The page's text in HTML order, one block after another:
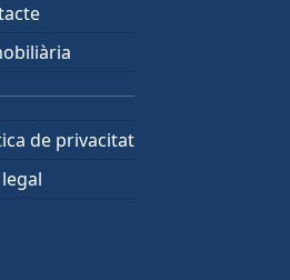
de privacitat